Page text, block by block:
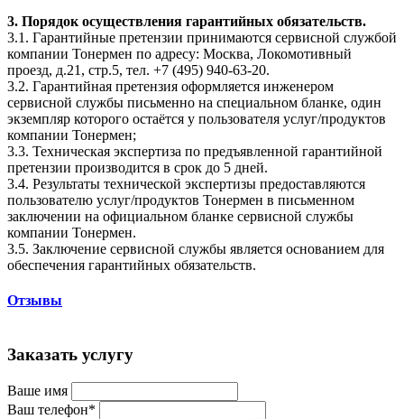
3. Порядок осуществления гарантийных обязательств.
3.1. Гарантийные претензии принимаются сервисной службой
компании Тонермен по адресу: Москва, Локомотивный
проезд, д.21, стр.5, тел. +7 (495) 940-63-20.
3.2. Гарантийная претензия оформляется инженером
сервисной службы письменно на специальном бланке, один
экземпляр которого остаётся у пользователя услуг/продуктов
компании Тонермен;
3.3. Техническая экспертиза по предъявленной гарантийной
претензии производится в срок до 5 дней.
3.4. Результаты технической экспертизы предоставляются
пользователю услуг/продуктов Тонермен в письменном
заключении на официальном бланке сервисной службы
компании Тонермен.
3.5. Заключение сервисной службы является основанием для
обеспечения гарантийных обязательств.
Отзывы
Заказать услугу
Ваше имя
Ваш телефон*